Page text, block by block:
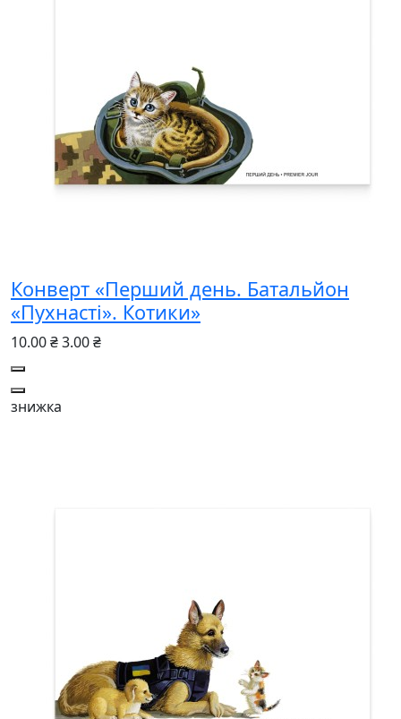
Конверт «Перший день. Батальйон
«Пухнасті». Котики»
10.00 ₴3.00 ₴
знижка